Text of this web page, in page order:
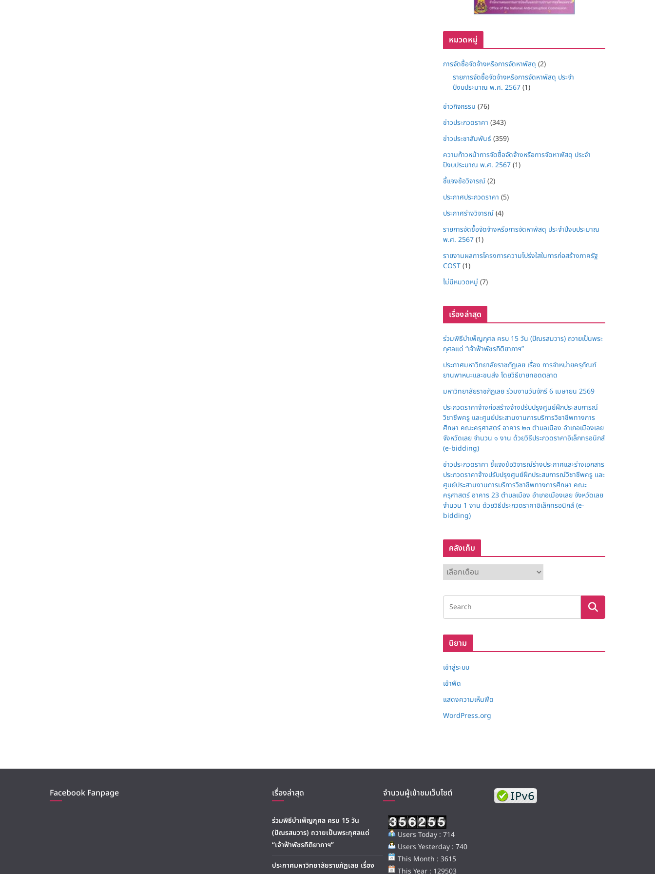
หมวดหมู่
การจัดซื้อจัดจ้างหรือการจัดหาพัสดุ (2)
รายการจัดซื้อจัดจ้างหรือการจัดหาพัสดุ ประจำ
ปีงบประมาณ พ.ศ. 2567(1)
ข่าวกิจกรรม (76)
ข่าวประกวดราคา (343)
ข่าวประชาสัมพันธ์(359)
ความก้าวหน้าการจัดซื้อจัดจ้างหรือการจัดหาพัสดุ ประจำ
ปีงบประมาณ พ.ศ. 2567(1)
ชี้แจงข้อวิจารณ์(2)
ประกาศประกวดราคา (5)
ประกาศร่างวิจารณ์(4)
รายการจัดซื้อจัดจ้างหรือการจัดหาพัสดุ ประจำปีงบประมาณ
พ.ศ. 2567(1)
รายงานผลการโครงการความโปร่งใสในการก่อสร้างภาครัฐ
COST(1)
ไม่มีหมวดหมู่ (7)
เรื่องล่าสุด
ร่วมพิธีบำเพ็ญกุศล ครบ 15 วัน (ปัณรสมวาร) ถวายเป็นพระ
กุศลแด่ “เจ้าฟ้าพัชรกิติยาภาฯ”
ประกาศมหาวิทยาลัยราชภัฏเลย เรื่อง การจำหน่ายครุภัณฑ์
ยานพาหนะและขนส่ง โดยวิธีขายทอดตลาด
มหาวิทยาลัยราชภัฏเลย ร่วมงานวันจักรี 6 เมษายน 2569
ประกวดราคาจ้างก่อสร้างจ้างปรับปรุงศูนย์ฝึกประสบการณ์
วิชาชีพครู และศูนย์ประสานงานการบริการวิชาชีพทางการ
ศึกษา คณะครุศาสตร์ อาคาร ๒๓ ตำบลเมือง อำเภอเมืองเลย
จังหวัดเลย จำนวน ๑ งาน ด้วยวิธีประกวดราคาอิเล็กทรอนิกส์
(e-bidding)
ข่าวประกวดราคา ชี้แจงข้อวิจารณ์ร่างประกาศและร่างเอกสาร
ประกวดราคาจ้างปรับปรุงศูนย์ฝึกประสบการณ์วิชาชีพครู และ
ศูนย์ประสานงานการบริการวิชาชีพทางการศึกษา คณะ
ครุศาสตร์ อาคาร 23 ตำบลเมือง อำเภอเมืองเลย จังหวัดเลย
จำนวน 1 งาน ด้วยวิธีประกวดราคาอิเล็กทรอนิกส์ (e-
bidding)
คลังเก็บ
ลั
ง
ก็
นิยาม
เข้าสู่ระบบ
เข้าฟีด
แสดงความเห็นฟีด
WordPress.org
Facebook Fanpage เรื่องล่าสุด
ร่วมพิธีบำเพ็ญกุศล ครบ 15 วัน
(ปัณรสมวาร) ถวายเป็นพระกุศลแด่
“เจ้าฟ้าพัชรกิติยาภาฯ”
ประกาศมหาวิทยาลัยราชภัฏเลย เรื่อง
จำนวนผู้เข้าชมเว็บไซต์
Users Today : 714
Users Yesterday : 740
This Month : 3615
This Year : 129503